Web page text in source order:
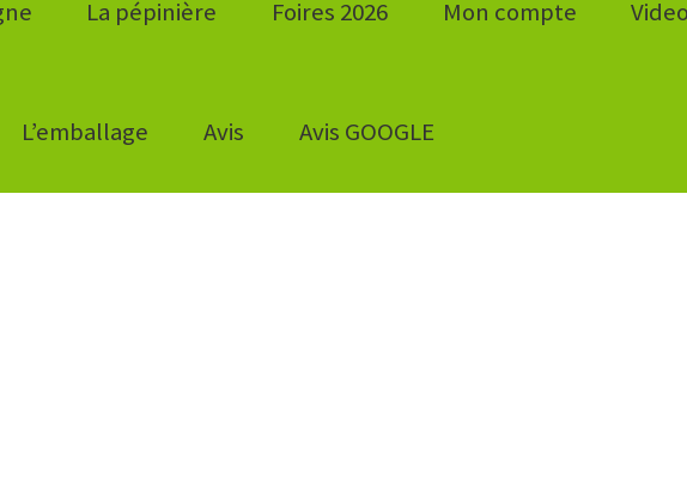
La pépinière Foires 2026 Mon compte
L’emballage Avis Avis GOOGLE